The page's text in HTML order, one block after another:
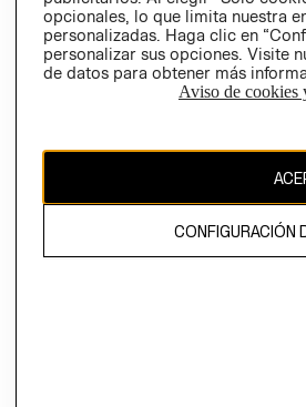
opcionales, lo que limita nuestra
personalizadas. Haga clic en
personalizar sus opciones. Visite
de datos para obtener más
Aviso de cookies
CONFIGURACIÓN